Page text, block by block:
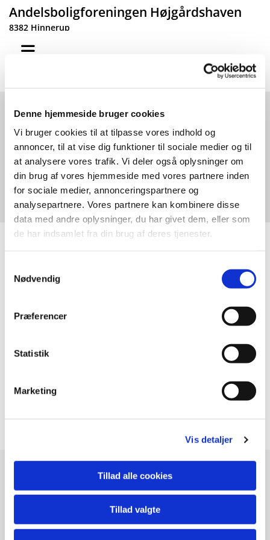
Denne hjemmeside bruger cookies
Vi bruger cookies til at tilpasse vores indhold og
annoncer, til at vise dig funktioner til sociale medier og til
at analysere vores trafik. Vi deler også oplysninger om
din brug af vores hjemmeside med vores partnere inden
for sociale medier, annonceringspartnere og
analysepartnere. Vores partnere kan kombinere disse
data med andre oplysninger, du har givet dem, eller som
de har indsamlet fra din brug af deres tjenester.
Nødvendig
Præferencer
Statistik
Marketing
Vis detaljer
Tillad alle cookies
Tillad valgte
Andelsboligforeningen Højgårdshaven
8382 Hinnerup
Om Foreningen
Dokumenter
Husorden 2020
Vedtægter april 2024
Andelsboligforeningen Højgårdshaven